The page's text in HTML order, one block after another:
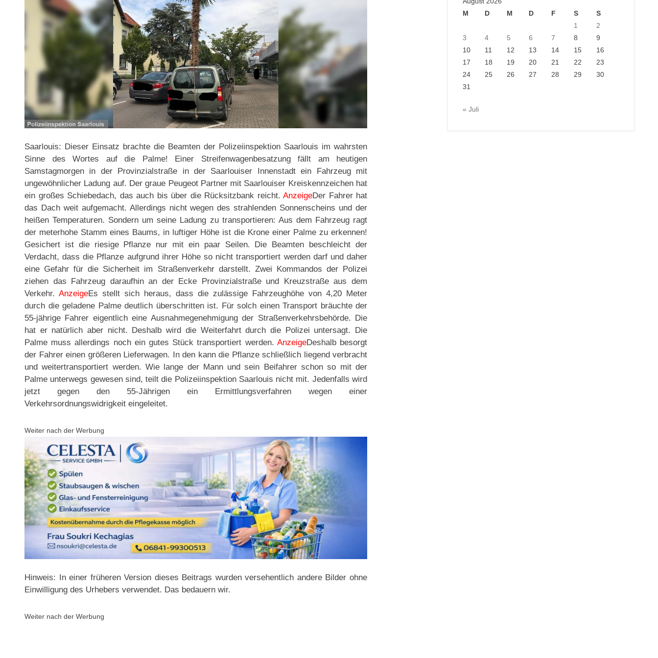
Saarlouis: Dieser Einsatz brachte die Beamten der Polizeiinspektion Saarlouis im wahrsten
Sinne des Wortes auf die Palme! Einer Streifenwagenbesatzung fällt am heutigen
Samstagmorgen in der Provinzialstraße in der Saarlouiser Innenstadt ein Fahrzeug mit
ungewöhnlicher Ladung auf. Der graue Peugeot Partner mit Saarlouiser Kreiskennzeichen hat
ein großes Schiebedach, das auch bis über die Rücksitzbank reicht. AnzeigeDer Fahrer hat
das Dach weit aufgemacht. Allerdings nicht wegen des strahlenden Sonnenscheins und der
heißen Temperaturen. Sondern um seine Ladung zu transportieren: Aus dem Fahrzeug ragt
der meterhohe Stamm eines Baums, in luftiger Höhe ist die Krone einer Palme zu erkennen!
Gesichert ist die riesige Pflanze nur mit ein paar Seilen. Die Beamten beschleicht der
Verdacht, dass die Pflanze aufgrund ihrer Höhe so nicht transportiert werden darf und daher
eine Gefahr für die Sicherheit im Straßenverkehr darstellt. Zwei Kommandos der Polizei
ziehen das Fahrzeug daraufhin an der Ecke Provinzialstraße und Kreuzstraße aus dem
Verkehr. AnzeigeEs stellt sich heraus, dass die zulässige Fahrzeughöhe von 4,20 Meter
durch die geladene Palme deutlich überschritten ist. Für solch einen Transport bräuchte der
55-jährige Fahrer eigentlich eine Ausnahmegenehmigung der Straßenverkehrsbehörde. Die
hat er natürlich aber nicht. Deshalb wird die Weiterfahrt durch die Polizei untersagt. Die
Palme muss allerdings noch ein gutes Stück transportiert werden. AnzeigeDeshalb besorgt
der Fahrer einen größeren Lieferwagen. In den kann die Pflanze schließlich liegend verbracht
und weitertransportiert werden. Wie lange der Mann und sein Beifahrer schon so mit der
Palme unterwegs gewesen sind, teilt die Polizeiinspektion Saarlouis nicht mit. Jedenfalls wird
jetzt gegen den 55-Jährigen ein Ermittlungsverfahren wegen einer
Verkehrsordnungswidrigkeit eingeleitet.
Weiter nach der Werbung
Hinweis: In einer früheren Version dieses Beitrags wurden versehentlich andere Bilder ohne
Einwilligung des Urhebers verwendet. Das bedauern wir.
Weiter nach der Werbung
M
D M D F S
S
1
2
3
4 5 6 7 8
9
10
11 12 13 14 15
16
17
18 19 20 21 22
23
24
25 26 27 28 29
30
31
« Juli